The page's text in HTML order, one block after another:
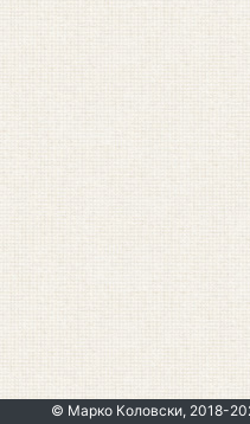
© Марко Коловски, 2018-